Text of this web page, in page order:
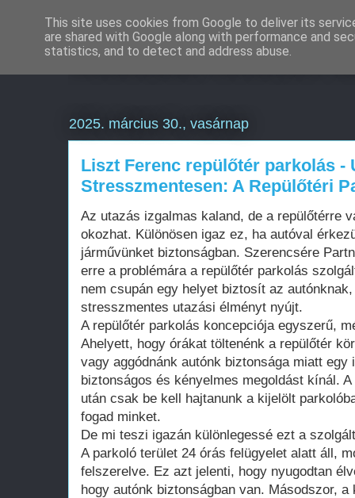
Weboldal készítés
2025. március 30., vasárnap
Liszt Ferenc repülőtér parkolás -
Stresszmentesen: A Repülőtéri
Az utazás izgalmas kaland, de a repülőtérre
okozhat. Különösen igaz ez, ha autóval
járművünket biztonságban. Szerencsére
erre a problémára a repülőtér parkolás
nem csupán egy helyet biztosít az
stresszmentes utazási élményt nyújt.
A repülőtér parkolás koncepciója egyszerű,
Ahelyett, hogy órákat töltenénk a repülőtér
vagy aggódnánk autónk biztonsága miatt
biztonságos és kényelmes megoldást kínál.
után csak be kell hajtanunk a kijelölt
fogad minket.
De mi teszi igazán különlegessé ezt a
A parkoló terület 24 órás felügyelet alatt áll,
felszerelve. Ez azt jelenti, hogy nyugodtan
hogy autónk biztonságban van. Másodszor, a
This site uses cookies from Google to deliver its
are shared with Google along with performance and
statistics, and to detect and address abuse.